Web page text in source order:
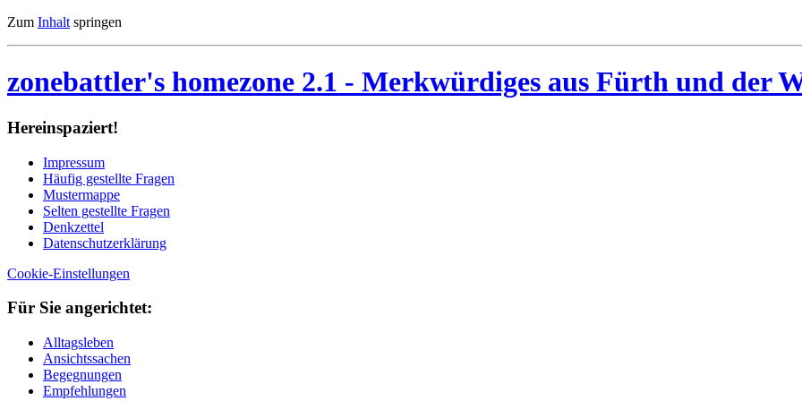
Zum Inhalt springen
zonebattler's homezone 2.1 - Merkwürdiges aus Fürth und der
Her­ein­spa­ziert!
Im­pres­sum
Häu­fig ge­stell­te Fra­gen
Mu­ster­map­pe
Sel­ten ge­stell­te Fra­gen
Denk­zet­tel
Da­ten­schutz­er­klä­rung
Cookie-Einstellungen
Für Sie an­ge­rich­tet:
Alltagsleben
Ansichtssachen
Begegnungen
Empfehlungen